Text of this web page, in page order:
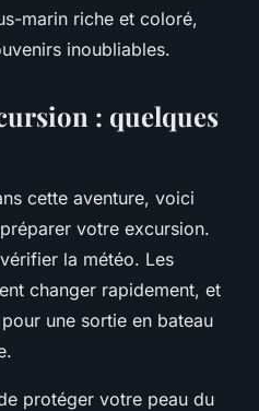
marin riche et coloré,
inoubliables.
: quelques
cette aventure, voici
votre excursion.
la météo. Les
changer rapidement, et
une sortie en bateau
protéger votre peau du